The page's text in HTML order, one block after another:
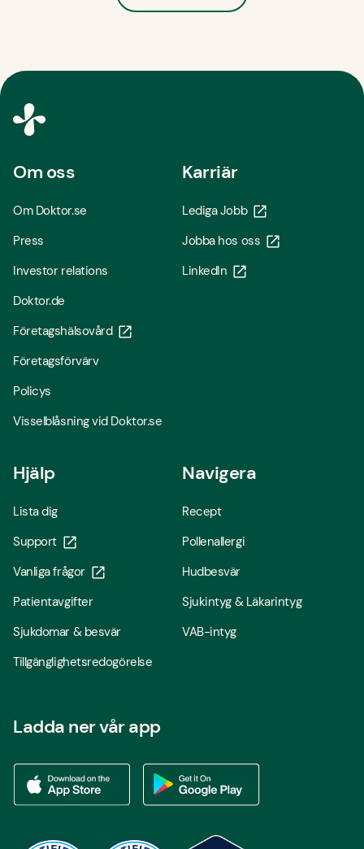
Om oss
Om Doktor.se
Press
Investor relations
Doktor.de
Företagshälsovård
Företagsförvärv
Policys
Visselblåsning vid Doktor.se
Karriär
Lediga Jobb
Jobba hos oss
LinkedIn
Hjälp
Lista dig
Support
Vanliga frågor
Patientavgifter
Sjukdomar & besvär
Tillgänglighetsredogörelse
Navigera
Recept
Pollenallergi
Hudbesvär
Sjukintyg & Läkarintyg
VAB-intyg
Ladda ner vår app